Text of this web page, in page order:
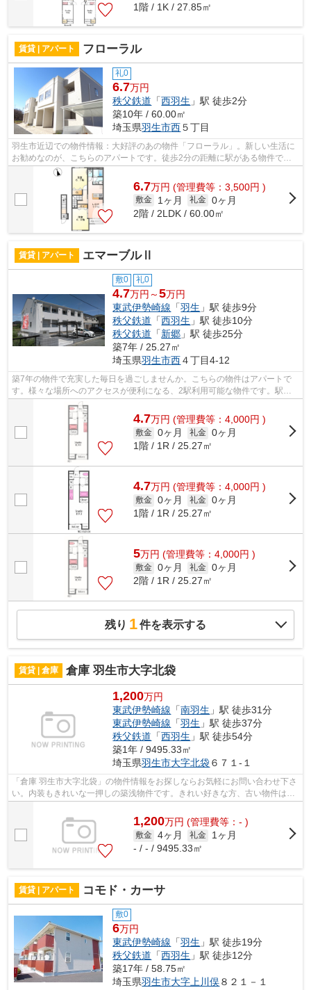
1階 / 1K / 27.85㎡
賃貸 | アパート フローラル
礼0
6.7万円
秩父鉄道 「西羽生 」駅 徒歩2分
築10年 / 60.00㎡
埼玉県羽生市西５丁目
羽生市近辺での物件情報：大好評のあの物件「フローラル」。新しい生活に
お勧めなのが、こちらのアパートです。徒歩2分の距離に駅がある物件で、
通勤通学に便利です。未来こいのぼり不...
6.7万円 (管理費等：3,500円 )
敷金 1ヶ月 礼金 0ヶ月
2階 / 2LDK / 60.00㎡
賃貸 | アパート エマーブルⅡ
敷0 礼0
4.7万円～5万円
東武伊勢崎線 「羽生 」駅 徒歩9分
秩父鉄道 「西羽生 」駅 徒歩10分
秩父鉄道 「新郷 」駅 徒歩25分
築7年 / 25.27㎡
埼玉県羽生市西４丁目4-12
築7年の物件で充実した毎日を過ごしませんか。こちらの物件はアパートで
す。様々な場所へのアクセスが便利になる、2駅利用可能な物件です。駅か
ら徒歩9分に立地する、魅力的な駅近物件...
4.7万円 (管理費等：4,000円 )
敷金 0ヶ月 礼金 0ヶ月
1階 / 1R / 25.27㎡
4.7万円 (管理費等：4,000円 )
敷金 0ヶ月 礼金 0ヶ月
1階 / 1R / 25.27㎡
5万円 (管理費等：4,000円 )
敷金 0ヶ月 礼金 0ヶ月
2階 / 1R / 25.27㎡
残り 1件を表示する
賃貸 | 倉庫 倉庫 羽生市大字北袋
1,200万円
東武伊勢崎線 「南羽生 」駅 徒歩31分
東武伊勢崎線 「羽生 」駅 徒歩37分
秩父鉄道 「西羽生 」駅 徒歩54分
築1年 / 9495.33㎡
埼玉県羽生市大字北袋６７１-１
「倉庫 羽生市大字北袋」の物件情報をお探しならお気軽にお問い合わせ下さ
い。内装もきれいな一押しの築浅物件です。きれい好きな方、古い物件は苦
手という方に。自走式の駐車場がある...
1,200万円 (管理費等：- )
敷金 4ヶ月 礼金
1ヶ月
- / - / 9495.33㎡
賃貸 | アパート コモド・カーサ
敷0
6万円
東武伊勢崎線 「羽生 」駅 徒歩19分
秩父鉄道 「西羽生 」駅 徒歩12分
築17年 / 58.75㎡
埼玉県羽生市大字上川俣８２１－１